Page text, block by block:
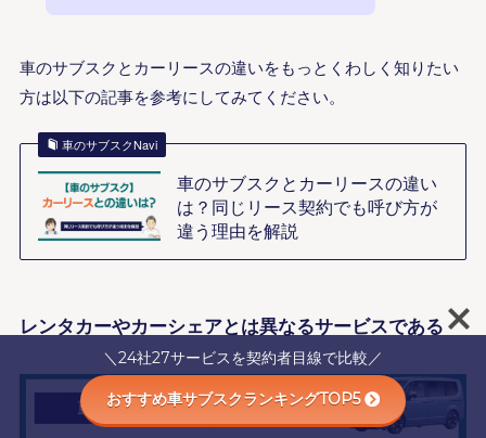
車のサブスクとカーリースの違いをもっとくわしく知りたい
方は以下の記事を参考にしてみてください。
車のサブスクNavi
車のサブスクとカーリースの違い
は？同じリース契約でも呼び方が
違う理由を解説
レンタカーやカーシェアとは異なるサービスである
＼24社27サービスを契約者目線で比較／
おすすめ車サブスクランキングTOP5